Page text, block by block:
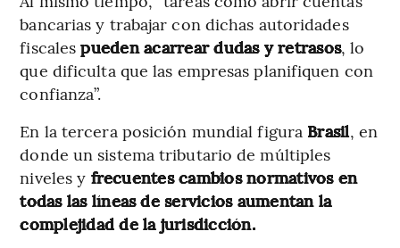
bancarias y trabajar con dichas autoridades
fiscales pueden acarrear dudas y retrasos, lo
que dificulta que las empresas planifiquen con
confianza”.
En la tercera posición mundial figura Brasil, en
donde un sistema tributario de múltiples
niveles y frecuentes cambios normativos en
todas las líneas de servicios aumentan la
complejidad de la jurisdicción.